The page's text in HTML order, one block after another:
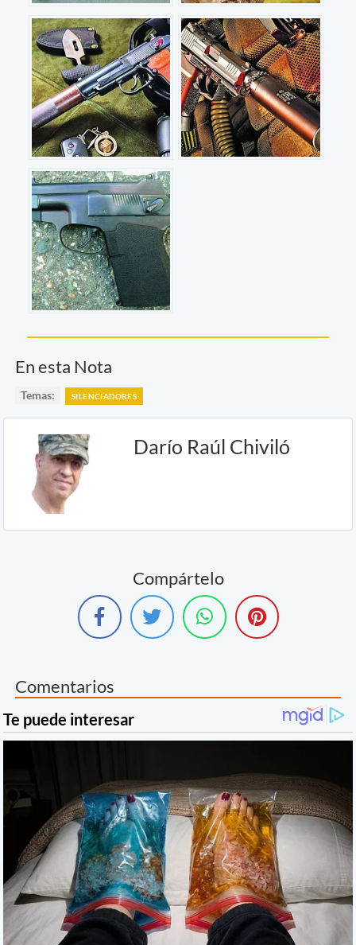
En esta Nota
Temas: SILENCIADORES
Darío Raúl Chiviló
Compártelo
Comentarios